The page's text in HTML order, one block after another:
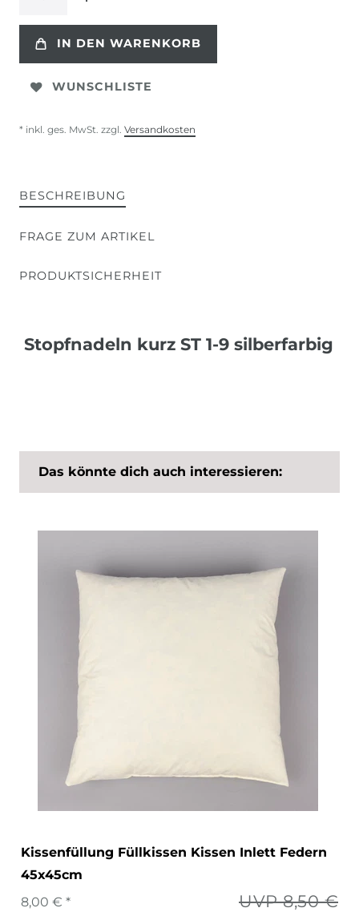
IN DEN WARENKORB
WUNSCHLISTE
* inkl. ges. MwSt. zzgl. Versandkosten
BESCHREIBUNG
FRAGE ZUM ARTIKEL
PRODUKTSICHERHEIT
Stopfnadeln kurz ST 1-9 silberfarbig
Das könnte dich auch interessieren:
Kissenfüllung Füllkissen Kissen Inlett Federn
45x45cm
UVP 8,50 €
8,00 € *